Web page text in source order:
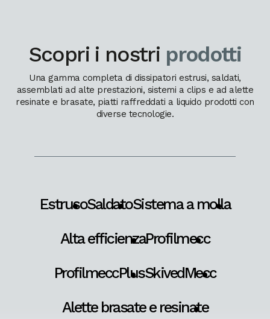
Scopri i nostri prodotti
Una gamma completa di dissipatori estrusi, saldati,
assemblati ad alte prestazioni, sistemi a clips e ad alette
resinate e brasate, piatti raffreddati a liquido prodotti con
diverse tecnologie.
EstrusoSaldatoSistema a molla
Alta efficienzaProfilmecc
ProfilmeccPlusSkivedMecc
Alette brasate e resinate